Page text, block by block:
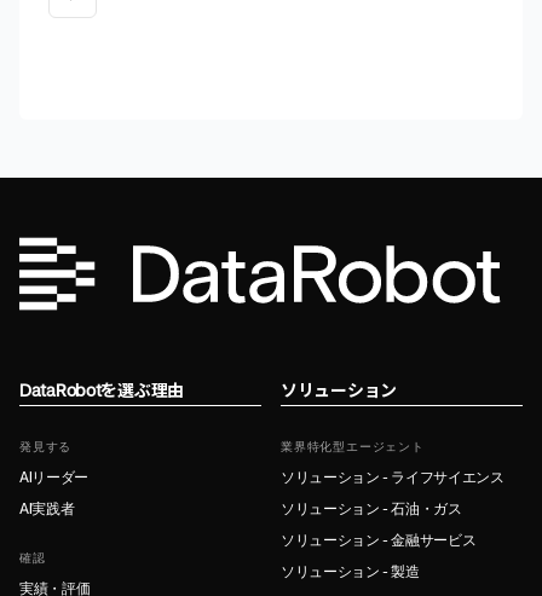
DataRobotを選ぶ理由
発見する
AIリーダー
AI実践者
確認
実績・評価
ソリューション
業界特化型エージェント
ソリューション - ライフサイエンス
ソリューション - 石油・ガス
ソリューション - 金融サービス
ソリューション - 製造